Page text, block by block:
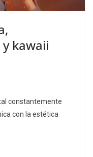
kawaii
constantemente
con la estética